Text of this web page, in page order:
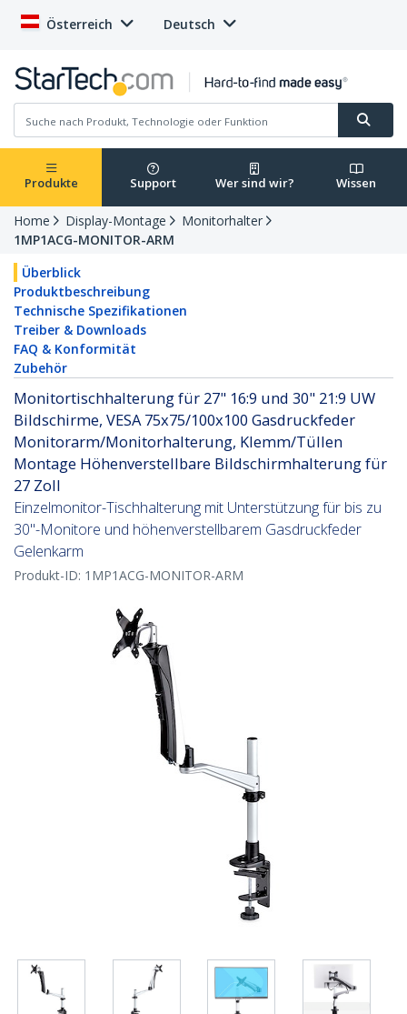
Österreich Deutsch
Produkte Support Wer sind wir? Wissen
Home Display-Montage
Monitorhalter
1MP1ACG-MONITOR-ARM
Überblick
Produktbeschreibung
Technische Spezifikationen
Treiber & Downloads
FAQ & Konformität
Zubehör
Monitortischhalterung für 27" 16:9 und 30" 21:9 UW
Bildschirme, VESA 75x75/100x100 Gasdruckfeder
Monitorarm/Monitorhalterung, Klemm/Tüllen
Montage Höhenverstellbare Bildschirmhalterung für
27 Zoll
Einzelmonitor-Tischhalterung mit Unterstützung für bis zu
30"-Monitore und höhenverstellbarem Gasdruckfeder
Gelenkarm
Produkt-ID: 1MP1ACG-MONITOR-ARM